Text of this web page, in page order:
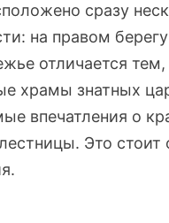
сразу
на правом
отличается тем,
храмы знатных
впечатления о
Это стоит